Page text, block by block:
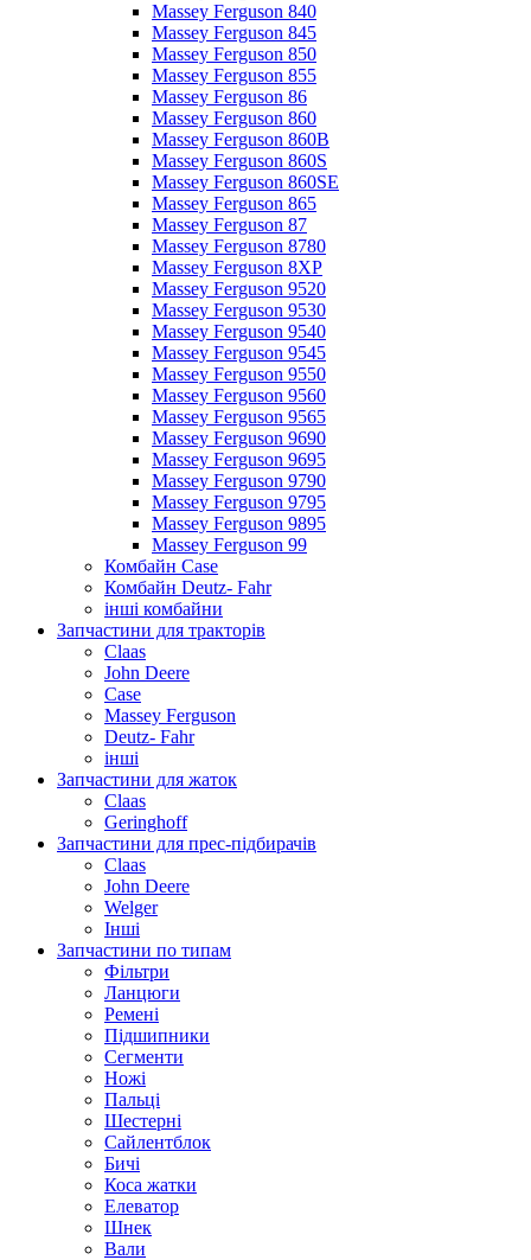
Massey Ferguson 840
Massey Ferguson 845
Massey Ferguson 850
Massey Ferguson 855
Massey Ferguson 86
Massey Ferguson 860
Massey Ferguson 860B
Massey Ferguson 860S
Massey Ferguson 860SE
Massey Ferguson 865
Massey Ferguson 87
Massey Ferguson 8780
Massey Ferguson 8XP
Massey Ferguson 9520
Massey Ferguson 9530
Massey Ferguson 9540
Massey Ferguson 9545
Massey Ferguson 9550
Massey Ferguson 9560
Massey Ferguson 9565
Massey Ferguson 9690
Massey Ferguson 9695
Massey Ferguson 9790
Massey Ferguson 9795
Massey Ferguson 9895
Massey Ferguson 99
Комбайн Case
Комбайн Deutz- Fahr
інші комбайни
Запчастини для тракторів
Claas
John Deere
Case
Massey Ferguson
Deutz- Fahr
інші
Запчастини для жаток
Claas
Geringhoff
Запчастини для прес-підбирачів
Claas
John Deere
Welger
Інші
Запчастини по типам
Фільтри
Ланцюги
Ремені
Підшипники
Сегменти
Ножі
Пальці
Шестерні
Сайлентблок
Бичі
Коса жатки
Елеватор
Шнек
Вали